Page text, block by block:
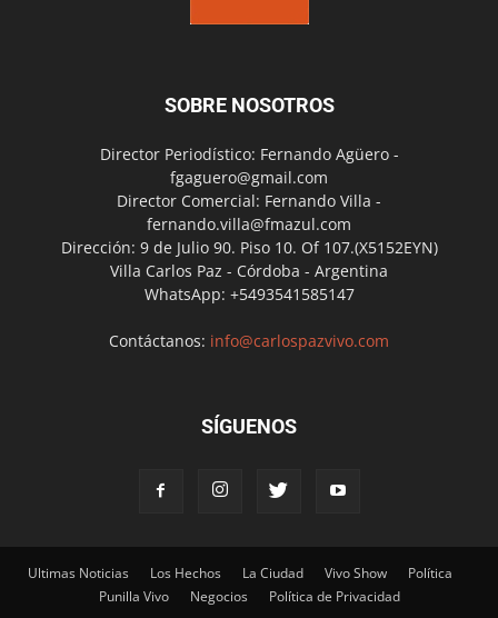
SOBRE NOSOTROS
Director Periodístico: Fernando Agüero -
fgaguero@gmail.com
Director Comercial: Fernando Villa -
fernando.villa@fmazul.com
Dirección: 9 de Julio 90. Piso 10. Of 107.(X5152EYN)
Villa Carlos Paz - Córdoba - Argentina
WhatsApp: +5493541585147
Contáctanos: info@carlospazvivo.com
SÍGUENOS
Ultimas Noticias Los Hechos La Ciudad Vivo Show
Política
Punilla Vivo
Negocios Política de Privacidad